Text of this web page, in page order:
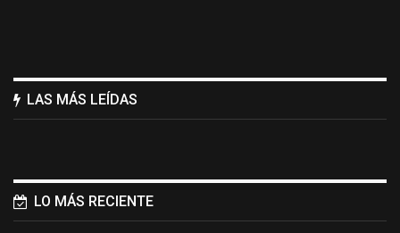
LAS MÁS LEÍDAS
LO MÁS RECIENTE